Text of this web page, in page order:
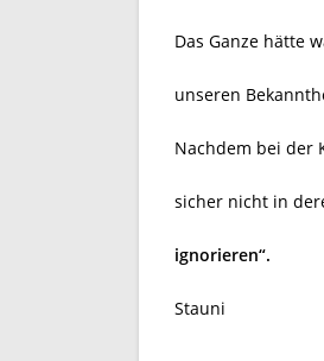
Das Ganze hätte
unseren
Nachdem bei der
sicher nicht in
ignorieren“.
Stauni